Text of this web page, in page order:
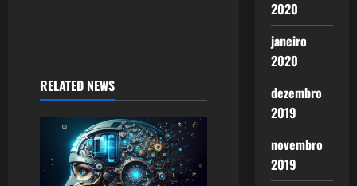
RELATED NEWS
2020
janeiro
2020
dezembro
2019
novembro
2019